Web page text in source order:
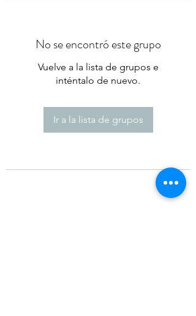
No se encontró este grupo
Vuelve a la lista de grupos e
inténtalo de nuevo.
Ir a la lista de grupos